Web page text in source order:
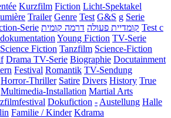
Kurzfilm Fiction Licht-Spektakel
Trailer Genre Test G&S g Serie
Serie קומדיית פעולה דרמה קומית
Test c
Young Fiction TV-Serie
Science Fiction Tanzfilm Science-Fiction
Drama TV-Serie Biographie Docutainment
Festival Romantik TV-Sendung
Horror-Thriller Satire Divers History True
Multimedia-Installation Martial Arts
Dokufiction - Austellung Halle
Familie / Kinder Kdrama